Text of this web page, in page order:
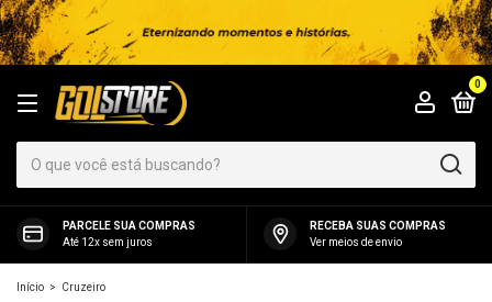
0
PARCELE SUA COMPRAS
Até 12x sem juros
RECEBA SUAS COMPRAS
Ver meios de envio
Início > Cruzeiro